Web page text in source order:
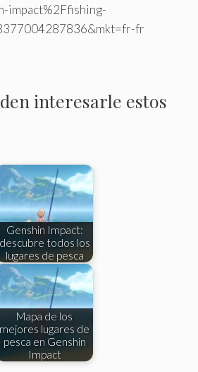
impact%2Ffishing-
fr
interesarle estos
Genshin Impact:
descubre todos los
lugares de pesca
Mapa de los
mejores lugares de
pesca en Genshin
Impact